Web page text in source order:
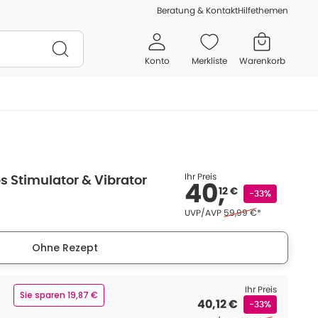
Beratung & KontaktHilfethemen
Konto Merkliste Warenkorb
Stimulator & Vibrator
Ihr Preis
40,12 € -33%
UVP/AVP Ehemaliger Preis (U V
59,99 €*
Ohne Rezept
Sie sparen 19,87 € Ihr Preis
40,12 € -33%